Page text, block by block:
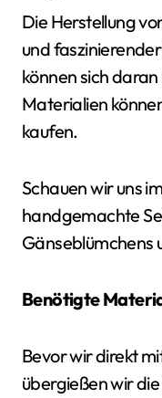
Die Herstellung
und
können sich
Materialien
kaufen.
Schauen wir uns
handgemachte
Gänseblümchens
Benötigte
Bevor wir direkt
übergießen wir